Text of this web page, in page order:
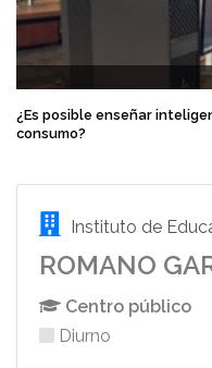
¿Es posible enseñar
consumo?
Instituto de
ROMANO
Centro público
Diurno